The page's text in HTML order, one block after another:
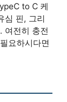
to C 케
심 핀, 그리
여전히 충전
요하시다면